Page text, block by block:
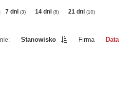
7 dni (3) 14 dni (8) 21 dni (10)
Stanowisko Firma Data